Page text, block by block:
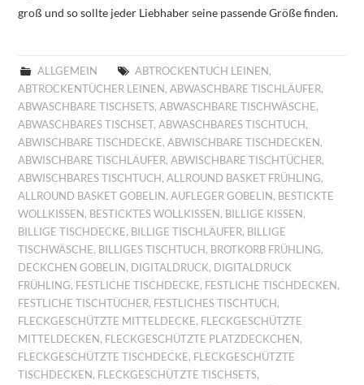
groß und so sollte jeder Liebhaber seine passende Größe finden.
ALLGEMEIN ABTROCKENTUCH LEINEN ,
ABTROCKENTÜCHER LEINEN ,ABWASCHBARE TISCHLÄUFER,
ABWASCHBARE TISCHSETS,ABWASCHBARE TISCHWÄSCHE,
ABWASCHBARES TISCHSET,ABWASCHBARES TISCHTUCH ,
ABWISCHBARE TISCHDECKE,ABWISCHBARE TISCHDECKEN ,
ABWISCHBARE TISCHLÄUFER,ABWISCHBARE TISCHTÜCHER,
ABWISCHBARES TISCHTUCH ,ALLROUND BASKET FRÜHLING,
ALLROUND BASKET GOBELIN ,AUFLEGER GOBELIN , BESTICKTE
WOLLKISSEN , BESTICKTES WOLLKISSEN , BILLIGE KISSEN ,
BILLIGE TISCHDECKE, BILLIGE TISCHLÄUFER, BILLIGE
TISCHWÄSCHE, BILLIGES TISCHTUCH , BROTKORB FRÜHLING,
DECKCHEN GOBELIN , DIGITALDRUCK, DIGITALDRUCK
FRÜHLING, FESTLICHE TISCHDECKE, FESTLICHE TISCHDECKEN ,
FESTLICHE TISCHTÜCHER, FESTLICHES TISCHTUCH ,
FLECKGESCHÜTZTE MITTELDECKE, FLECKGESCHÜTZTE
MITTELDECKEN , FLECKGESCHÜTZTE PLATZDECKCHEN ,
FLECKGESCHÜTZTE TISCHDECKE, FLECKGESCHÜTZTE
TISCHDECKEN , FLECKGESCHÜTZTE TISCHSETS,